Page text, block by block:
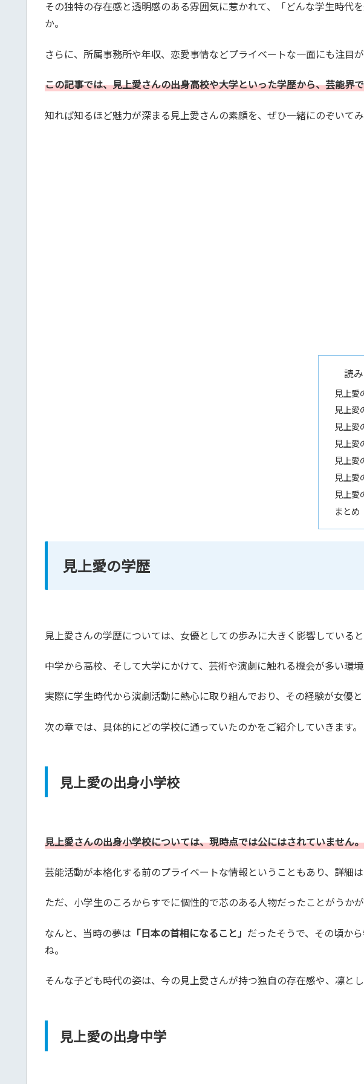
その独特の存在感と透明感のある雰囲気に惹かれて、「どんな学生時代
か。
さらに、所属事務所や年収、恋愛事情などプライベートな一面にも注目
この記事では、見上愛さんの出身高校や大学といった学歴から、芸能界
知れば知るほど魅力が深まる見上愛さんの素顔を、ぜひ一緒にのぞいてみ
読
見上愛
見上愛
見上愛
見上愛
見上愛
見上愛
見上愛
まとめ
見上愛の学歴
見上愛さんの学歴については、女優としての歩みに大きく影響していると
中学から高校、そして大学にかけて、芸術や演劇に触れる機会が多い環
実際に学生時代から演劇活動に熱心に取り組んでおり、その経験が女優と
次の章では、具体的にどの学校に通っていたのかをご紹介していきます。
見上愛の出身小学校
見上愛さんの出身小学校については、現時点では公にはされていません。
芸能活動が本格化する前のプライベートな情報ということもあり、詳細は
ただ、小学生のころからすでに個性的で芯のある人物だったことがうか
なんと、当時の夢は 「日本の首相になること」 だったそうで、その頃か
ね。
そんな子ども時代の姿は、今の見上愛さんが持つ独自の存在感や、凛と
見上愛の出身中学